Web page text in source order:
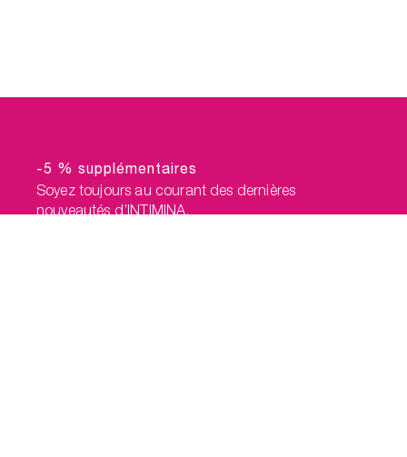
-5 % supplémentaires
Soyez toujours au courant des dernières
nouveautés d’INTIMINA.